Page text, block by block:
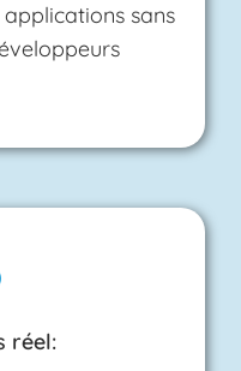
sans
réel: